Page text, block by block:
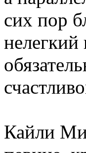
сих пор
Кайли